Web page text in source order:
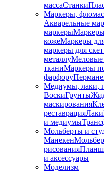
массаСтанки
Маркеры,
Акварельные
маркеры
кожеМаркеры
маркеры для
металлуМеловые
тканиМаркеры
фарфору
Медиумы, лаки,
ВоскиГрунты
маскирования
реставрацияЛаки
и медиумы
Мольберты и
Манекен
рисования
и аксессуары
Моделизм